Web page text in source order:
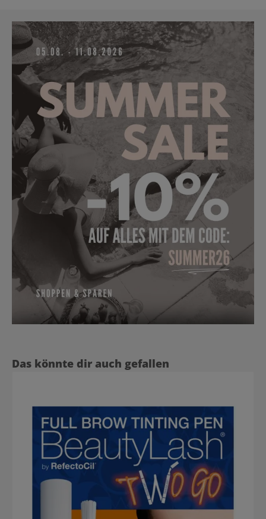
Produktgalerie überspringen
Das könnte dir auch gefallen